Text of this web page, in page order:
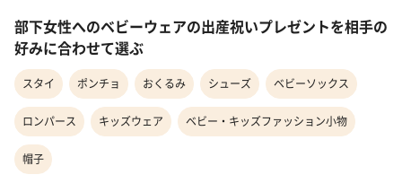
部下女性へのベビーウェアの出産祝いプレゼントを相手の
好みに合わせて選ぶ
スタイ ポンチョ おくるみ シューズ ベビーソックス
ロンパース キッズウェア ベビー・キッズファッション小物
帽子